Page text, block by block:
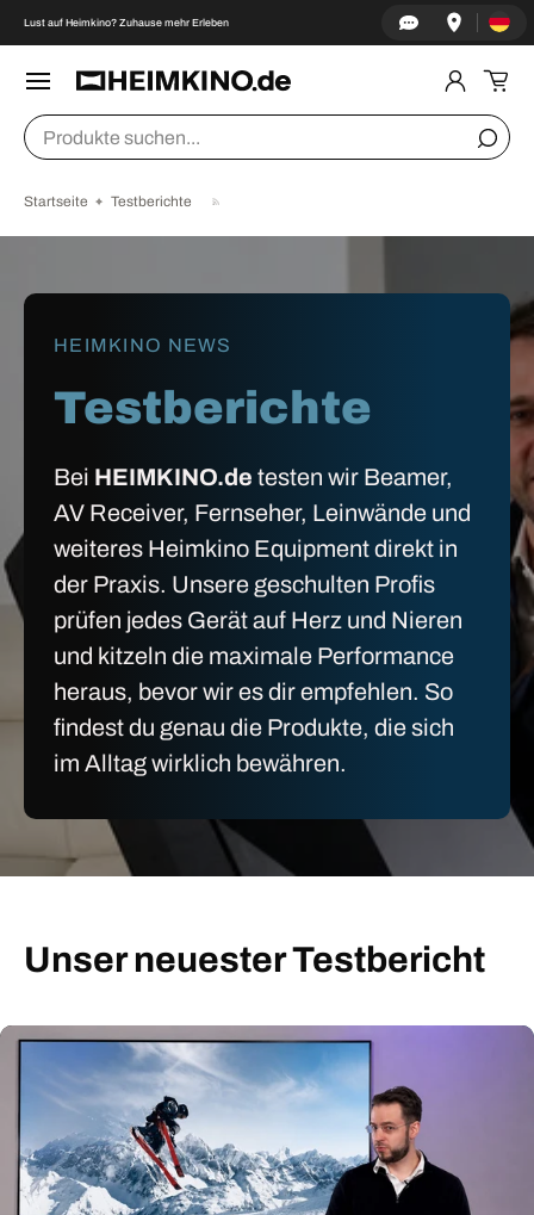
↵Zum Inhalt springen
↵Zum Menü springen
↵Fußzeile springen
↵Barrierefreiheits-Widget öffnen
DIREKT ZUM INHALT
Lust auf Heimkino? Zuhause mehr Erleben Land/
Suchen
Startseite Testberichte
HEIMKINO NEWS
Testberichte
Bei HEIMKINO.de testen wir Beamer,
AV Receiver, Fernseher, Leinwände und
weiteres Heimkino Equipment direkt in
der Praxis. Unsere geschulten Profis
prüfen jedes Gerät auf Herz und Nieren
und kitzeln die maximale Performance
heraus, bevor wir es dir empfehlen. So
findest du genau die Produkte, die sich
im Alltag wirklich bewähren.
Unser neuester Testbericht